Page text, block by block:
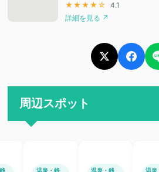
★★★★☆
4.1
詳細を見る ↗
周辺スポット
温泉・銭 温泉・銭 温泉